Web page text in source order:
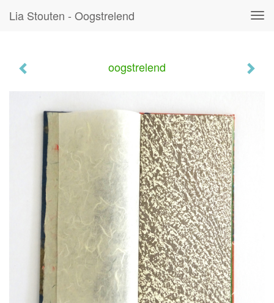
Lia Stouten - Oogstrelend
oogstrelend